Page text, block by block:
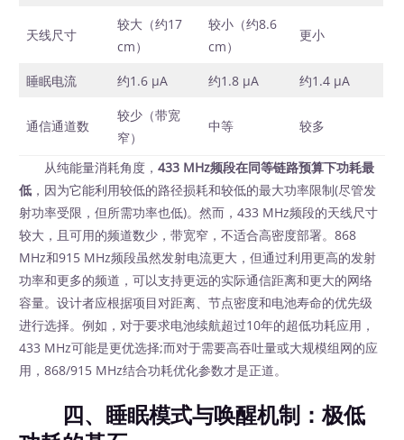
天线尺寸
较大（约17
cm）
较小（约8.6
cm）
更小
睡眠电流 约1.6 μA 约1.8 μA 约1.4 μA
通信通道数
较少（带宽
窄）
中等 较多
从纯能量消耗角度，433 MHz频段在同等链路预算下功耗最
低 ，因为它能利用较低的路径损耗和较低的最大功率限制(尽管发
射功率受限，但所需功率也低)。然而，433 MHz频段的天线尺寸
较大，且可用的频道数少，带宽窄，不适合高密度部署。868
MHz和915 MHz频段虽然发射电流更大，但通过利用更高的发射
功率和更多的频道，可以支持更远的实际通信距离和更大的网络
容量。设计者应根据项目对距离、节点密度和电池寿命的优先级
进行选择。例如，对于要求电池续航超过10年的超低功耗应用，
433 MHz可能是更优选择;而对于需要高吞吐量或大规模组网的应
用，868/915 MHz结合功耗优化参数才是正道。
四、睡眠模式与唤醒机制：极低